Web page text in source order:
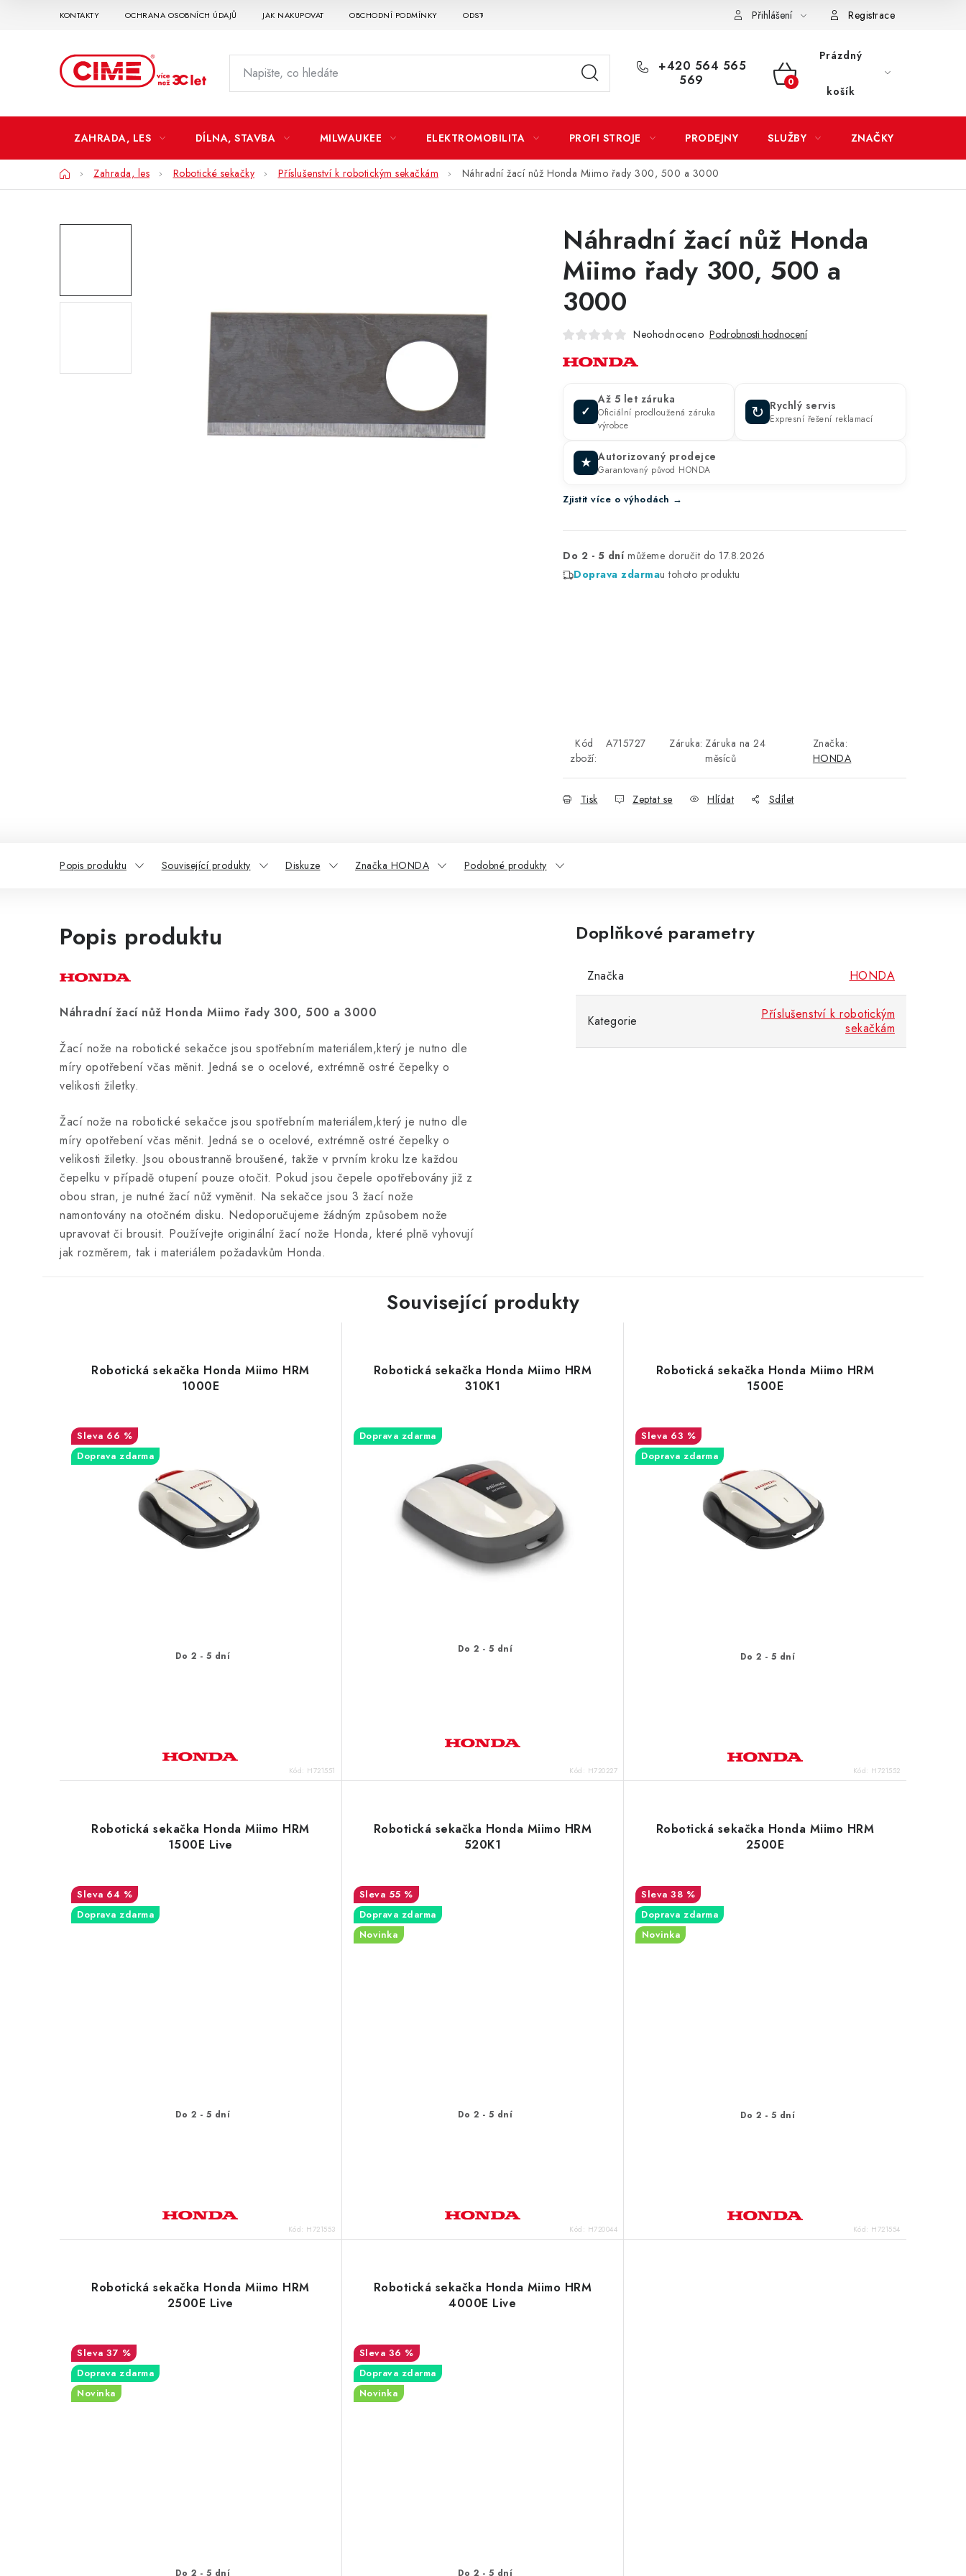
KONTAKTY OCHRANA OSOBNÍCH ÚDAJŮ JAK NAKUPOVAT OBCHODNÍ PODMÍNKY ODSTOUPENÍ OD SMLOUVY EXPEDICE ZBOŽÍ REKLAMACE ZAKOUPENÉHO ZBOŽÍ
Přihlášení Registrace
+420 564 565
569
NÁKUPNÍ
Prázdný
košík
ZAHRADA, LES DÍLNA, STAVBA MILWAUKEE ELEKTROMOBILITA PROFI STROJE PRODEJNY SLUŽBY ZNAČKY
DomůZahrada, les Robotické sekačky Příslušenství k robotickým sekačkám Náhradní žací nůž Honda Miimo řady 300, 500 a 3000
Náhradní žací nůž Honda
Miimo řady 300, 500 a
3000
Neohodnoceno Podrobnosti hodnocení
✓
Až 5 let záruka
Oficiální prodloužená záruka
výrobce
↻ Rychlý servis
Expresní řešení reklamací
★ Autorizovaný prodejce
Garantovaný původ HONDA
Zjistit více o výhodách →
Do 2 - 5 dní
17.8.2026
Doprava zdarmau tohoto produktu
Kód
zboží:
A715727 Záruka: Záruka na 24
měsíců
Značka:
HONDA
Tisk Zeptat se Hlídat Sdílet
Popis produktu Související produkty Diskuze Značka HONDA Podobné produkty
Popis produktu
Náhradní žací nůž Honda Miimo řady 300, 500 a 3000
Žací nože na robotické sekačce jsou spotřebním materiálem,který je nutno dle
míry opotřebení včas měnit. Jedná se o ocelové, extrémně ostré čepelky o
velikosti žiletky.
Žací nože na robotické sekačce jsou spotřebním materiálem,který je nutno dle
míry opotřebení včas měnit. Jedná se o ocelové, extrémně ostré čepelky o
velikosti žiletky. Jsou oboustranně broušené, takže v prvním kroku lze každou
čepelku v případě otupení pouze otočit. Pokud jsou čepele opotřebovány již z
obou stran, je nutné žací nůž vyměnit. Na sekačce jsou 3 žací nože
namontovány na otočném disku. Nedoporučujeme žádným způsobem nože
upravovat či brousit. Používejte originální žací nože Honda, které plně vyhovují
jak rozměrem, tak i materiálem požadavkům Honda.
Doplňkové parametry
Značka HONDA
Kategorie
Příslušenství k robotickým
sekačkám
Související produkty
Robotická sekačka Honda Miimo HRM
1000E
66 %
Doprava zdarma
Do 2 - 5 dní
Kód: H721551
Robotická sekačka Honda Miimo HRM
310K1
Doprava zdarma
Do 2 - 5 dní
Kód: H720227
Robotická sekačka Honda Miimo HRM
1500E
63 %
Doprava zdarma
Do 2 - 5 dní
Kód: H721552
Robotická sekačka Honda Miimo HRM
1500E Live
64 %
Doprava zdarma
Do 2 - 5 dní
Kód: H721553
Robotická sekačka Honda Miimo HRM
520K1
55 %
Doprava zdarma
Novinka
Do 2 - 5 dní
Kód: H720044
Robotická sekačka Honda Miimo HRM
2500E
38 %
Doprava zdarma
Novinka
Do 2 - 5 dní
Kód: H721554
Robotická sekačka Honda Miimo HRM
2500E Live
37 %
Doprava zdarma
Novinka
Do 2 - 5 dní
Robotická sekačka Honda Miimo HRM
4000E Live
36 %
Doprava zdarma
Novinka
Do 2 - 5 dní